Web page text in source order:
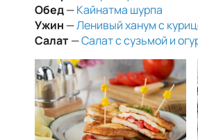
Обед—Кайнатма шурпа
Ужин —Ленивый ханум с
Салат—Салат с сузьмой и